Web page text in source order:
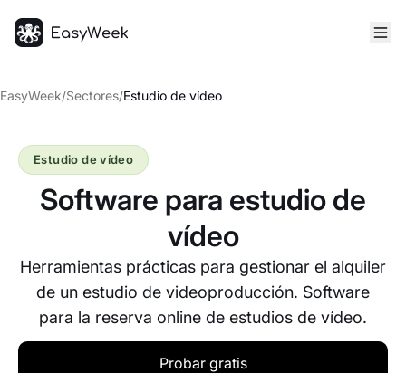
EasyWeek/Sectores/Estudio de vídeo
Software para estudio de
vídeo
Herramientas prácticas para gestionar el alquiler
de un estudio de videoproducción. Software
para la reserva online de estudios de vídeo.
Estudio de vídeo
Probar gratis